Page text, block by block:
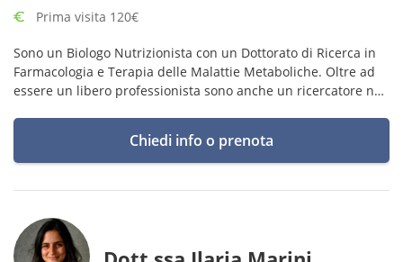
Prima visita 120€
Sono un Biologo Nutrizionista con un Dottorato di Ricerca in
Farmacologia e Terapia delle Malattie Metaboliche. Oltre ad
essere un libero professionista sono anche un ricercatore nel
Chiedi info o prenota